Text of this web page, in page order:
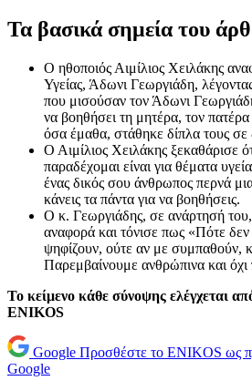
Τα βασικά σημεία του
Ο ηθοποιός Αιμίλιος Χειλάκης
Υγείας, Άδωνι Γεωργιάδη,
που μισούσαν τον Άδωνι
να βοηθήσει τη μητέρα, τον
όσα έμαθα, στάθηκε δίπλα τους σε
Ο Αιμίλιος Χειλάκης ξεκαθάρισε
παραδέχομαι είναι για θέματα
ένας δικός σου άνθρωπος περνά
κάνεις τα πάντα για να βοηθήσεις.
Ο κ. Γεωργιάδης, σε ανάρτησή του,
αναφορά και τόνισε πως «Πότε δεν
ψηφίζουν, ούτε αν με συμπαθούν,
Παρεμβαίνουμε ανθρώπινα και όχι
Το κείμενο κάθε σύνοψης ελέγχεται
ENIKOS
Google Προσθέστε το ENIKOS ως
Google